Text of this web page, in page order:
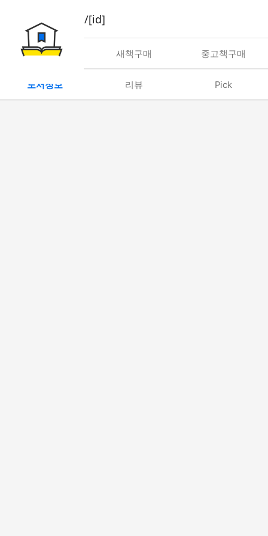
book/rent/[id]
대여 새책구매 중고책구매
도서정보 리뷰 Pick